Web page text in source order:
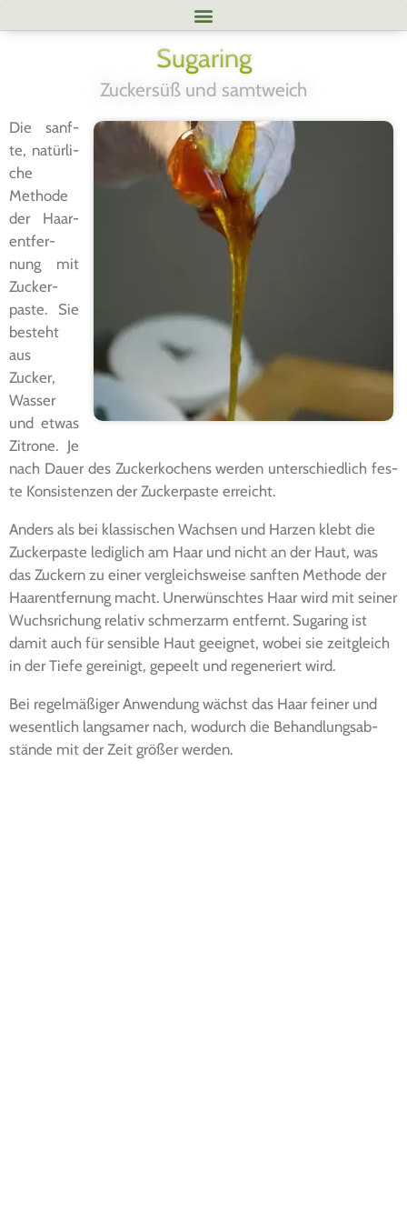
Sugaring
Zuckersüß und samtweich
Die sanf­
te, natür­li­
che
Metho­de
der Haar­
ent­fer­
nung mit
Zucker­
pas­te. Sie
besteht
aus
Zucker,
Was­ser
und etwas
Zitro­ne. Je
nach Dau­er des Zucker­ko­chens wer­den unter­schied­lich fes­
te Kon­sis­ten­zen der Zucker­pas­te erreicht.
Anders als bei klas­si­schen Wach­sen und Har­zen klebt die
Zucker­pas­te ledig­lich am Haar und nicht an der Haut, was
das Zuckern zu einer ver­gleichs­wei­se sanf­ten Metho­de der
Haar­ent­fer­nung macht. Uner­wünsch­tes Haar wird mit sei­ner
Wuchs­ri­chung rela­tiv schmerz­arm ent­fernt. Suga­ring ist
damit auch für sen­si­ble Haut geeig­net, wobei sie zeit­gleich
in der Tie­fe gerei­nigt, gepeelt und rege­ne­riert wird.
Bei regel­mä­ßi­ger Anwen­dung wächst das Haar fei­ner und
wesent­lich lang­sa­mer nach, wodurch die Behand­lungs­ab­
stän­de mit der Zeit grö­ßer werden.